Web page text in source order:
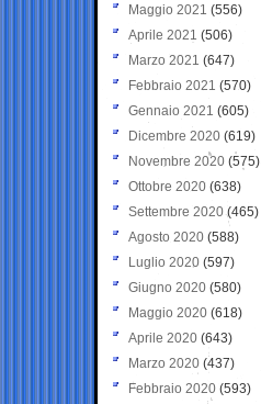
Maggio 2021 (556)
Aprile 2021 (506)
Marzo 2021 (647)
Febbraio 2021 (570)
Gennaio 2021 (605)
Dicembre 2020 (619)
Novembre 2020 (575)
Ottobre 2020 (638)
Settembre 2020(465)
Agosto 2020 (588)
Luglio 2020 (597)
Giugno 2020 (580)
Maggio 2020 (618)
Aprile 2020 (643)
Marzo 2020 (437)
Febbraio 2020 (593)